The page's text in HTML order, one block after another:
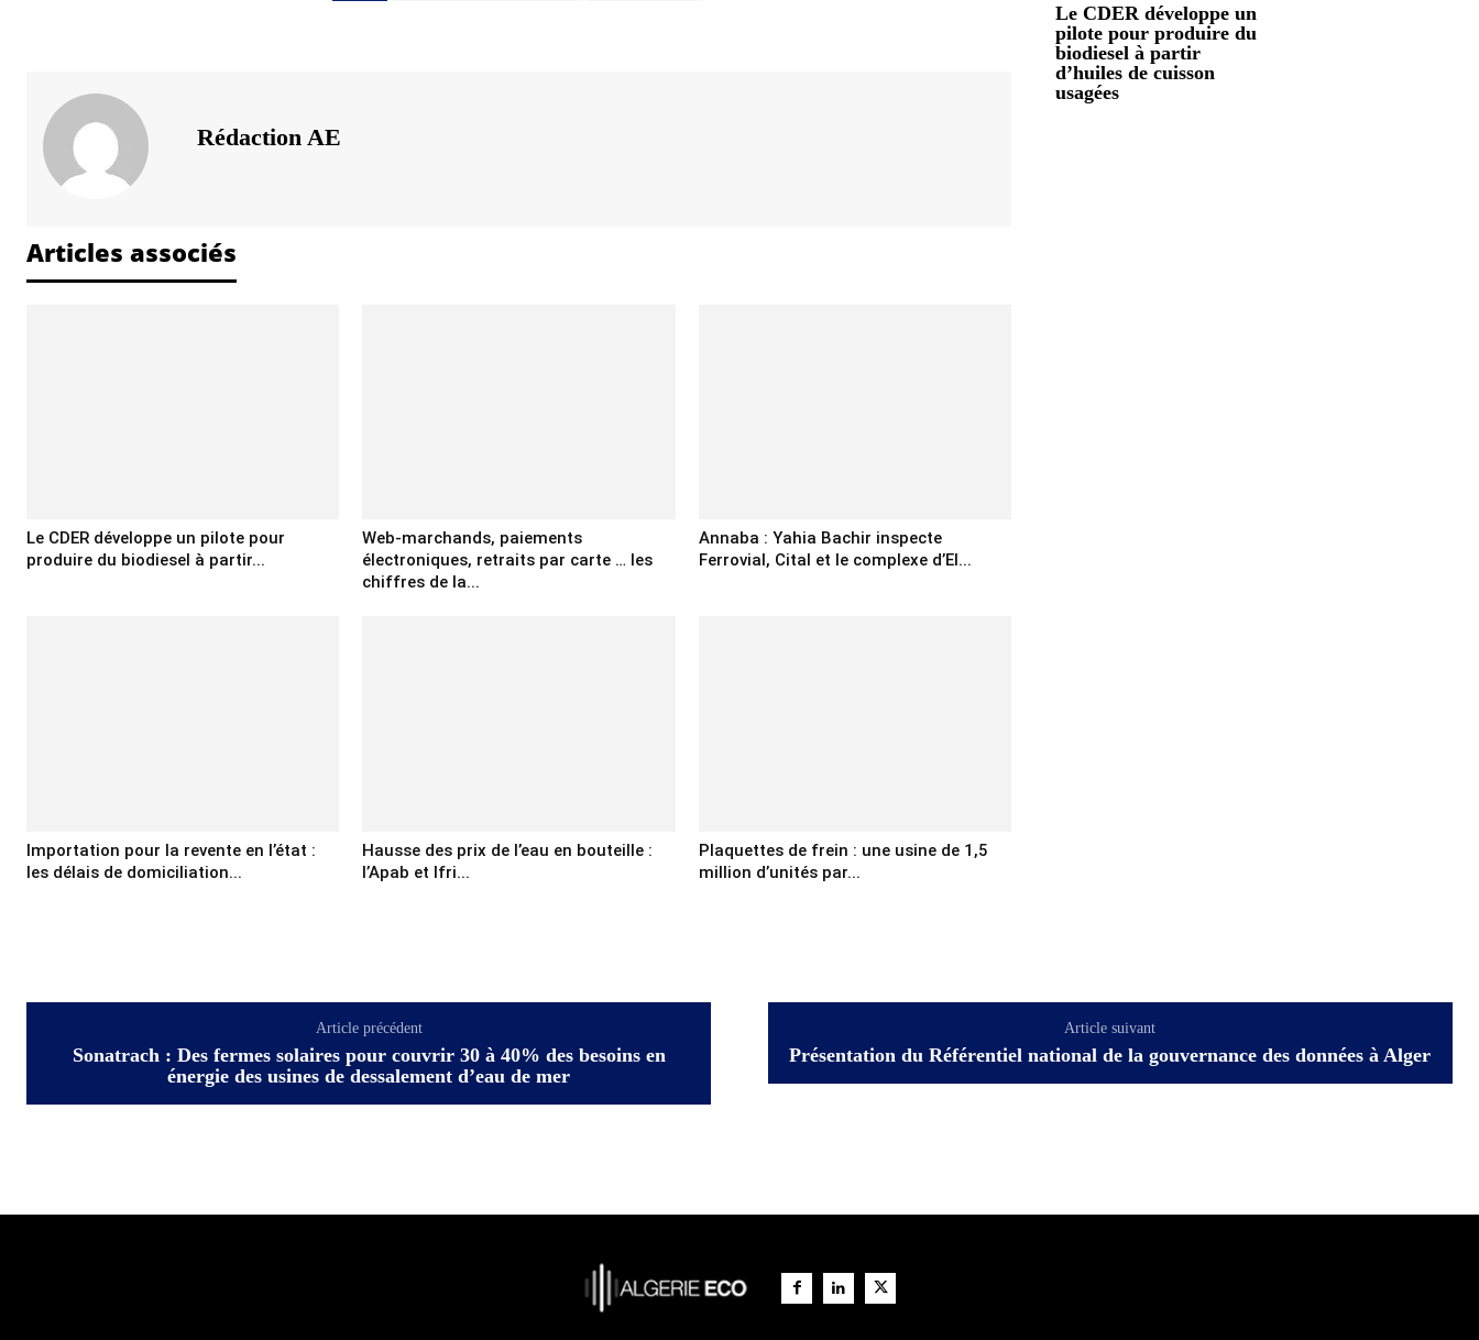
Rédaction AE
Articles associés
Le CDER développe un pilote pour
produire du biodiesel à partir...
Web-marchands, paiements
électroniques, retraits par carte … les
chiffres de la...
Annaba : Yahia Bachir inspecte
Ferrovial, Cital et le complexe d’El...
Importation pour la revente en l’état :
les délais de domiciliation...
Hausse des prix de l’eau en bouteille :
l’Apab et Ifri...
Plaquettes de frein : une usine de 1,5
million d’unités par...
Le CDER développe un
pilote pour produire du
biodiesel à partir
d’huiles de cuisson
usagées
Article précédent
Sonatrach : Des fermes solaires pour couvrir 30 à 40% des besoins en
énergie des usines de dessalement d’eau de mer
Article suivant
Présentation du Référentiel national de la gouvernance des données à Alger